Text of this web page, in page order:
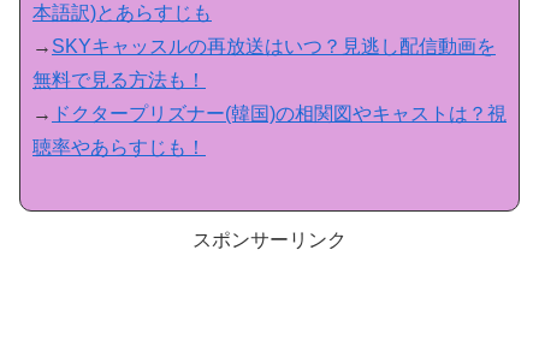
本語訳)とあらすじも
→ SKYキャッスルの再放送はいつ？見逃し配信動画を
無料で見る方法も！
→ ドクタープリズナー(韓国)の相関図やキャストは？視
聴率やあらすじも！
スポンサーリンク